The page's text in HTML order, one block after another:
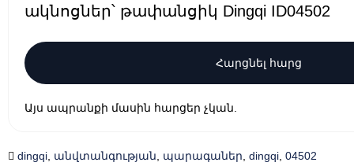
ակնոցներ՝ թափանցիկ Dingqi ID04502
Հարցնել հարց
Այս ապրանքի մասին հարցեր չկան.
dingqi անվտանգության պարագաներ dingqi 04502